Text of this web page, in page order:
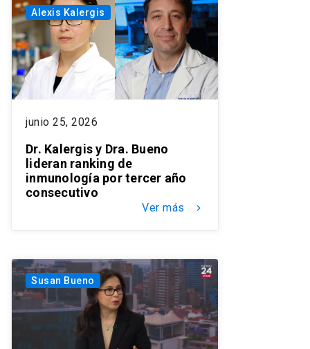
Alexis Kalergis
junio 25, 2026
Dr. Kalergis y Dra. Bueno
lideran ranking de
inmunología por tercer año
consecutivo
Ver más keyboard_arrow_right
Susan Bueno